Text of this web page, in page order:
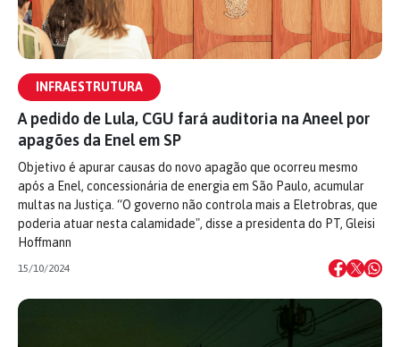
INFRAESTRUTURA
A pedido de Lula, CGU fará auditoria na Aneel por
apagões da Enel em SP
Objetivo é apurar causas do novo apagão que ocorreu mesmo
após a Enel, concessionária de energia em São Paulo, acumular
multas na Justiça. “O governo não controla mais a Eletrobras, que
poderia atuar nesta calamidade", disse a presidenta do PT, Gleisi
Hoffmann
15/10/2024